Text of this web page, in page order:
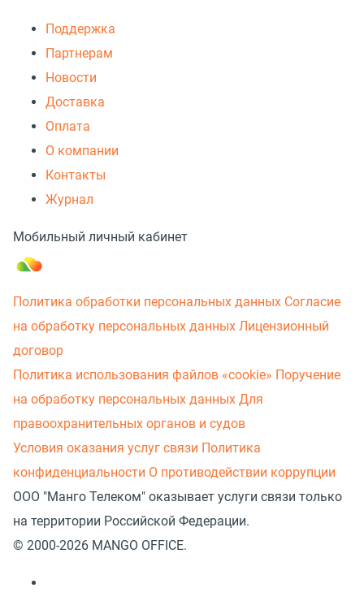
Поддержка
Партнерам
Новости
Доставка
Оплата
О компании
Контакты
Журнал
Мобильный личный кабинет
Политика обработки персональных данных Согласие
на обработку персональных данных Лицензионный
договор
Политика использования файлов «cookie» Поручение
на обработку персональных данных Для
правоохранительных органов и судов
Условия оказания услуг связи Политика
конфиденциальности О противодействии коррупции
ООО "Манго Телеком" оказывает услуги связи только
на территории Российской Федерации.
© 2000-2026 MANGO OFFICE.